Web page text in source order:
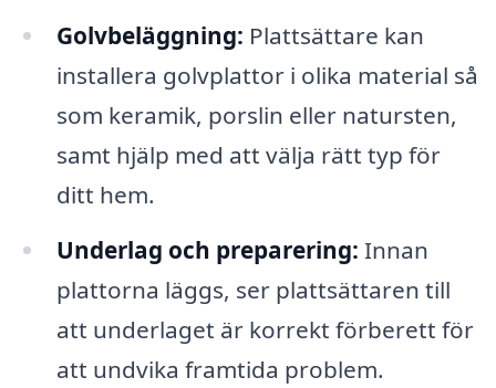
Golvbeläggning: Plattsättare kan
installera golvplattor i olika material så
som keramik, porslin eller natursten,
samt hjälp med att välja rätt typ för
ditt hem.
Underlag och preparering: Innan
plattorna läggs, ser plattsättaren till
att underlaget är korrekt förberett för
att undvika framtida problem.